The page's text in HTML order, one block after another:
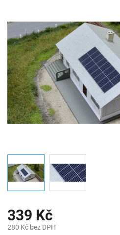
339 Kč
280 Kč bez DPH